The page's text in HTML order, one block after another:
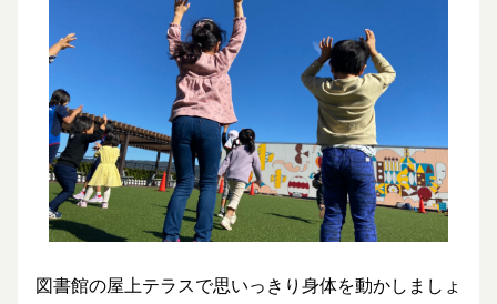
図書館の屋上テラスで思いっきり身体を動かしましょ